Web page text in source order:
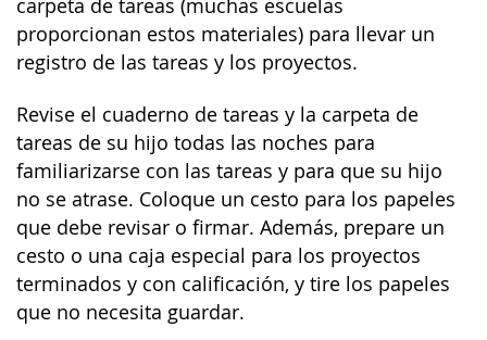
carpeta de tareas (muchas escuelas
proporcionan estos materiales) para llevar un
registro de las tareas y los proyectos.
Revise el cuaderno de tareas y la carpeta de
tareas de su hijo todas las noches para
familiarizarse con las tareas y para que su hijo
no se atrase. Coloque un cesto para los papeles
que debe revisar o firmar. Además, prepare un
cesto o una caja especial para los proyectos
terminados y con calificación, y tire los papeles
que no necesita guardar.